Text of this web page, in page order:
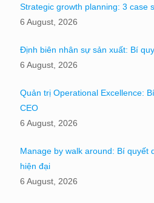
Strategic growth planning: 3 case
6 August, 2026
Định biên nhân sự sản xuất: Bí
6 August, 2026
Quản trị Operational Excellence:
CEO
6 August, 2026
Manage by walk around: Bí quyết
hiện đại
6 August, 2026